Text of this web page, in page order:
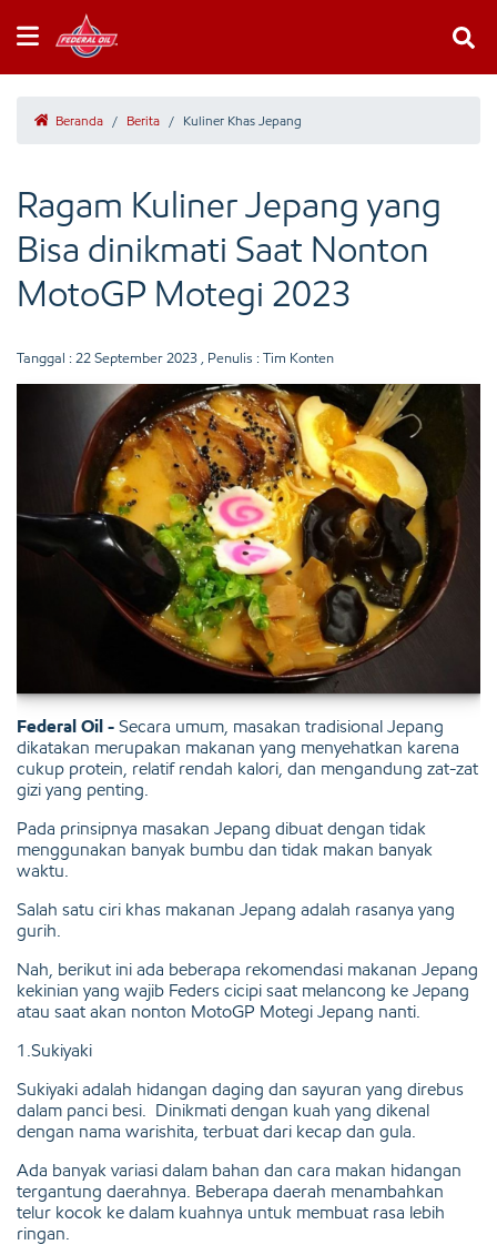
Beranda / Berita / Kuliner Khas Jepang
Ragam Kuliner Jepang yang
Bisa dinikmati Saat Nonton
MotoGP Motegi 2023
Tanggal : 22 September 2023 , Penulis : Tim Konten
Federal Oil - Secara umum, masakan tradisional Jepang
dikatakan merupakan makanan yang menyehatkan karena
cukup protein, relatif rendah kalori, dan mengandung zat-zat
gizi yang penting.
Pada prinsipnya masakan Jepang dibuat dengan tidak
menggunakan banyak bumbu dan tidak makan banyak
waktu.
Salah satu ciri khas makanan Jepang adalah rasanya yang
gurih.
Nah, berikut ini ada beberapa rekomendasi makanan Jepang
kekinian yang wajib Feders cicipi saat melancong ke Jepang
atau saat akan nonton MotoGP Motegi Jepang nanti.
1.Sukiyaki
Sukiyaki adalah hidangan daging dan sayuran yang direbus
dalam panci besi. Dinikmati dengan kuah yang dikenal
dengan nama warishita, terbuat dari kecap dan gula.
Ada banyak variasi dalam bahan dan cara makan hidangan
tergantung daerahnya. Beberapa daerah menambahkan
telur kocok ke dalam kuahnya untuk membuat rasa lebih
ringan.